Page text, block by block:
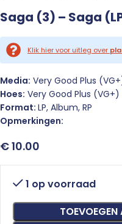
Saga (3) – Saga
Klik hier voor uitleg over
Media: Very Good Plus
Hoes: Very Good Plus (VG+)
Format: LP, Album, RP
Opmerkingen:
€10.00
1 op voorraad